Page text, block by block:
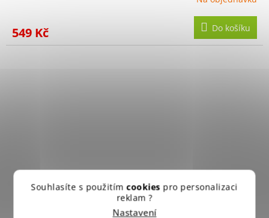
Souhlasíte s použitímcookies pro personalizaci
reklam ?
Nastavení
549 Kč Do košíku